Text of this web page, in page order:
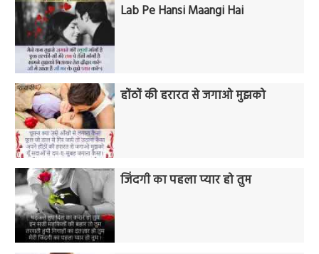
Lab Pe Hansi Maangi Hai
होंठों की हरारत से जगाओ मुझको
जिंदगी का पहला प्यार हो तुम